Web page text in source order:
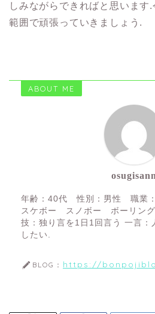
しみながらできればと思います
範囲で頑張っていきましょう.
ABOUT ME
osugisann
年齢：40代 性別：男性 職業：
スケボー スノボー ボーリン
技：独り言を1日1回言う 一言：
したい.
BLOG： https://